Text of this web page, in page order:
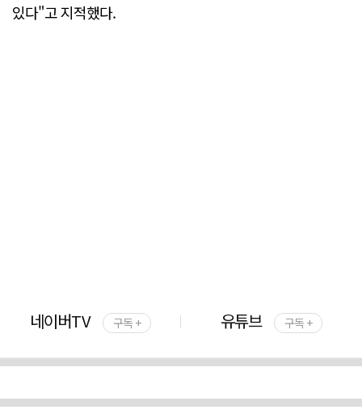
있다"고 지적했다.
네이버TV 구독 + 유튜브 구독 +